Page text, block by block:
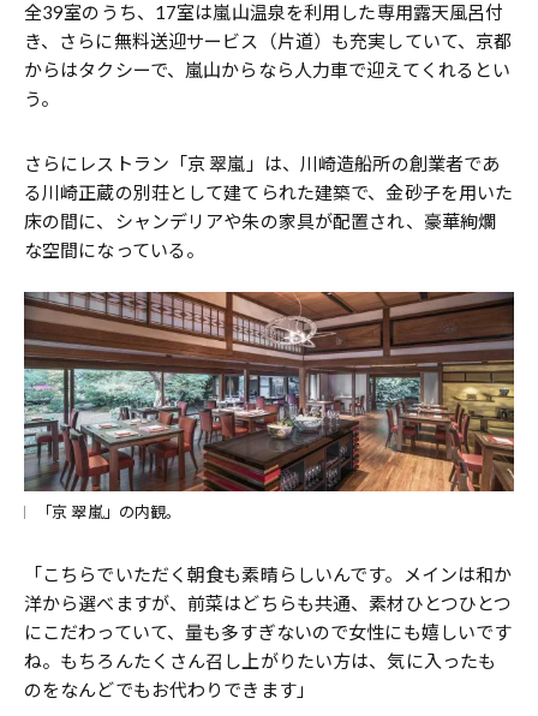
全39室のうち、17室は嵐山温泉を利用した専用露天風呂付
き、さらに無料送迎サービス（片道）も充実していて、京都
からはタクシーで、嵐山からなら人力車で迎えてくれるとい
う。
さらにレストラン「京 翠嵐」は、川崎造船所の創業者であ
る川崎正蔵の別荘として建てられた建築で、金砂子を用いた
床の間に、シャンデリアや朱の家具が配置され、豪華絢爛
な空間になっている。
「京 翠嵐」の内観。
「こちらでいただく朝食も素晴らしいんです。メインは和か
洋から選べますが、前菜はどちらも共通、素材ひとつひとつ
にこだわっていて、量も多すぎないので女性にも嬉しいです
ね。もちろんたくさん召し上がりたい方は、気に入ったも
のをなんどでもお代わりできます」